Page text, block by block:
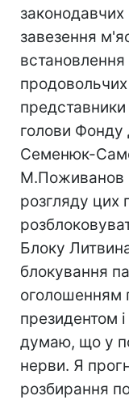
законодавчих
завезення
продовольчих
голови
Семенюк-
М.Поживанов
розгляду цих
Блоку
блокування
оголошенням
президентом
думаю, що у
нерви. Я
розбирання